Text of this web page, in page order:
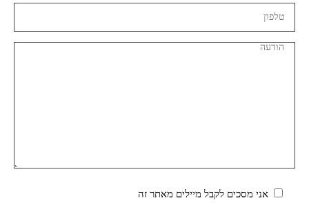
אני מסכים לקבל מיילים מאתר זה